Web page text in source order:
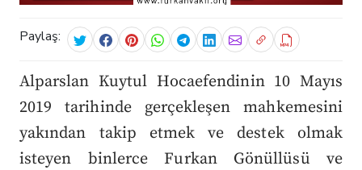
Paylaş:
Alparslan Kuytul Hocaefendinin 10 Mayıs
2019 tarihinde gerçekleşen mahkemesini
yakından takip etmek ve destek olmak
isteyen binlerce Furkan Gönüllüsü ve